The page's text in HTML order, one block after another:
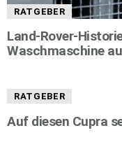
RATGEBER
Land-Rover-
Waschmaschine
RATGEBER
Auf diesen Cupra